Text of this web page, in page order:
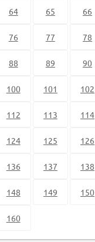
64 65 66
76 77 78
88 89 90
100 101 102
112 113 114
124 125 126
136 137 138
148 149 150
160